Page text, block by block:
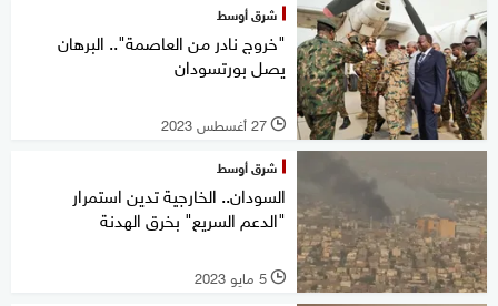
شرق أوسط
"خروج نادر من العاصمة".. البرهان
يصل بورتسودان
l 27 أغسطس 2023
شرق أوسط
السودان.. الخارجية تدين استمرار
"الدعم السريع" بخرق الهدنة
l 5 مايو 2023